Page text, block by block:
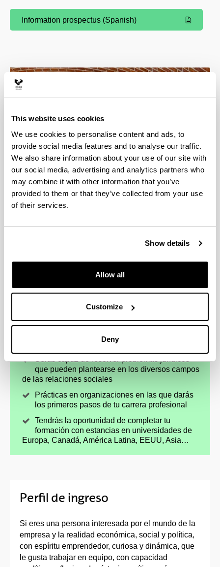
This website uses cookies
We use cookies to personalise content and ads, to
provide social media features and to analyse our traffic.
We also share information about your use of our site with
our social media, advertising and analytics partners who
may combine it with other information that you’ve
provided to them or that they’ve collected from your use
of their services.
Show details
Allow all
Customize
Deny
(Opens New Window)
Information prospectus (Spanish)
4 razones para elegir este grado
Te prepararás para trabajar en dirección,
como en instituciones públicas y privadas
Serás capaz de resolver problemas jurídicos
que pueden plantearse en los diversos campos
de las relaciones sociales
Prácticas en organizaciones en las que darás
los primeros pasos de tu carrera profesional
Tendrás la oportunidad de completar tu
formación con estancias en universidades de
Europa, Canadá, América Latina, EEUU, Asia…
Perfil de ingreso
Si eres una persona interesada por el mundo de la
empresa y la realidad económica, social y política,
con espíritu emprendedor, curiosa y dinámica, que
le gusta trabajar en equipo, con capacidad